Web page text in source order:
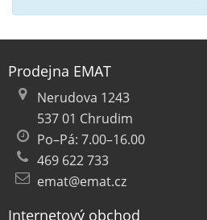
Prodejna EMAT
Nerudova 1243
537 01 Chrudim
Po–Pá: 7.00–16.00
469 622 733
emat@emat.cz
Internetový obchod